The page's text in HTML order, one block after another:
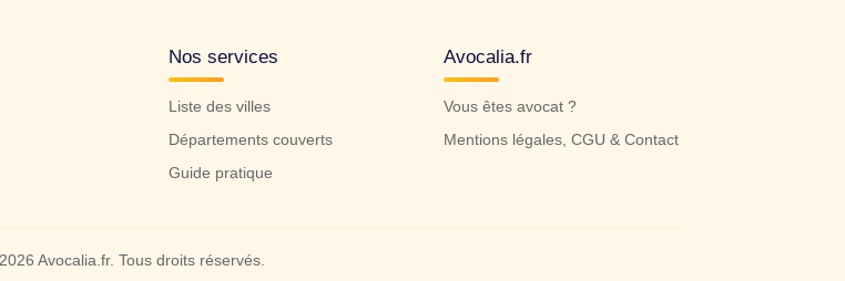
Nos services
Liste des villes
Départements couverts
Guide pratique
Avocalia.fr
Vous êtes avocat ?
Mentions légales, CGU & Contact
Avocalia.fr. Tous droits réservés.